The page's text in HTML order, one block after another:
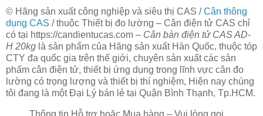
© Hãng sản xuất công nghiệp và siêu thị CAS /Cân thông
dụng CAS / thuộc Thiết bị đo lường – Cân điện tử CAS chỉ
có tại https://candientucas.com – Cân bàn điện tử CAS AD-
H 20kg là sản phẩm của Hãng sản xuất Hàn Quốc, thuộc tóp
CTY đa quốc gia trên thế giới, chuyên sản xuất các sản
phẩm cân điện tử, thiết bị ứng dụng trong lĩnh vực cân đo
lường có trọng lượng và thiết bị thí nghiệm, Hiện nay chúng
tôi đang là một Đại Lý bán lẻ tại Quận Bình Thạnh, Tp.HCM.